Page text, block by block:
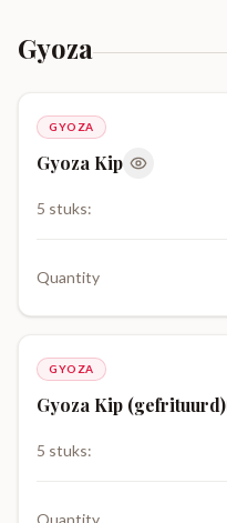
Gyoza
GYOZA
Gyoza Kip
5 stuks:
Quantity
GYOZA
Gyoza Kip (gefrituurd)
5 stuks:
Quantity